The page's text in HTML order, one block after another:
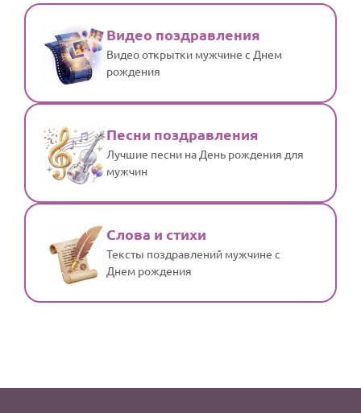
Видео поздравления
Видео открытки мужчине с Днем
рождения
Песни поздравления
Лучшие песни на День рождения для
мужчин
Слова и стихи
Тексты поздравлений мужчине с
Днем рождения